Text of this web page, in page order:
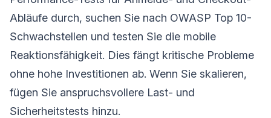
Abläufe durch, suchen Sie nach OWASP Top 10-
Schwachstellen und testen Sie die mobile
Reaktionsfähigkeit. Dies fängt kritische Probleme
ohne hohe Investitionen ab. Wenn Sie skalieren,
fügen Sie anspruchsvollere Last- und
Sicherheitstests hinzu.